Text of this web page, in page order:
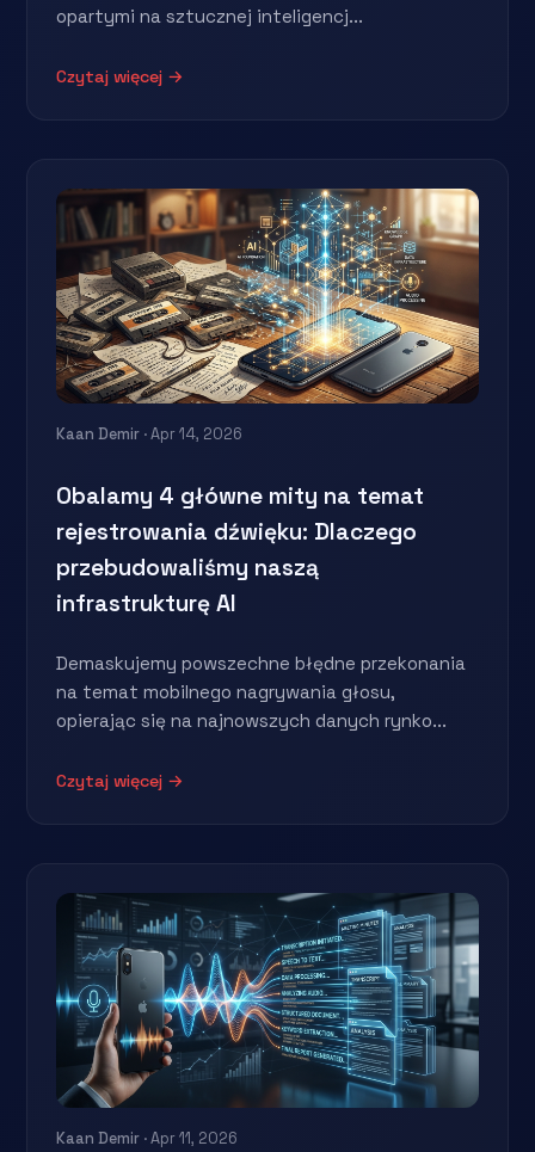
opartymi na sztucznej inteligencj...
Czytaj więcej →
Kaan Demir · Apr 14, 2026
Obalamy 4 główne mity na temat
rejestrowania dźwięku: Dlaczego
przebudowaliśmy naszą
infrastrukturę AI
Demaskujemy powszechne błędne przekonania
na temat mobilnego nagrywania głosu,
opierając się na najnowszych danych rynko...
Czytaj więcej →
Kaan Demir · Apr 11, 2026